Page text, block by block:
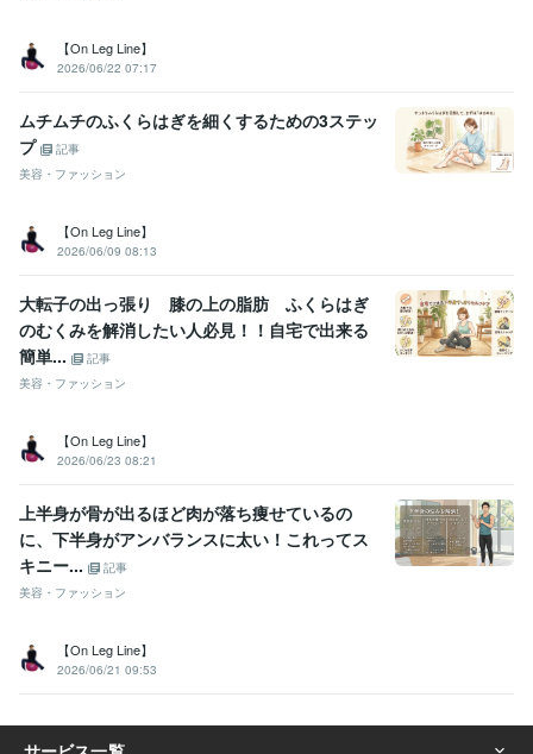
【On Leg Line】
2026/06/22 07:17
ムチムチのふくらはぎを細くするための3ステッ
プ
記事
美容・ファッション
【On Leg Line】
2026/06/09 08:13
大転子の出っ張り 膝の上の脂肪 ふくらはぎ
のむくみを解消したい人必見！！自宅で出来る
簡単...
記事
美容・ファッション
【On Leg Line】
2026/06/23 08:21
上半身が骨が出るほど肉が落ち痩せているの
に、下半身がアンバランスに太い！これってス
キニー...
記事
美容・ファッション
【On Leg Line】
2026/06/21 09:53